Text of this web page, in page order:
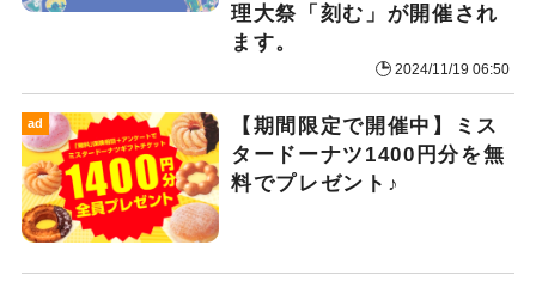
理大祭「刻む」が開催され
ます。
2024/11/19 06:50
ad
【期間限定で開催中】ミス
タードーナツ1400円分を無
料でプレゼント♪